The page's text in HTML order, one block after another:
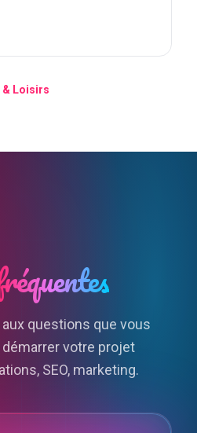
& Loisirs
questions que vous
votre projet
SEO, marketing.